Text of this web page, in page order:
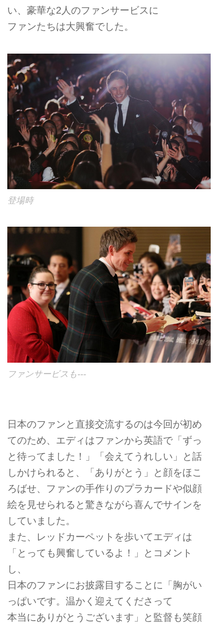
い、豪華な2人のファンサービスに
ファンたちは大興奮でした。
登場時
ファンサービスも---
日本のファンと直接交流するのは今回が初め
てのため、エディはファンから英語で「ずっ
と待ってました！」「会えてうれしい」と話
しかけられると、「ありがとう」と顔をほこ
ろばせ、ファンの手作りのプラカードや似顔
絵を見せられると驚きながら喜んでサインを
していました。
また、レッドカーペットを歩いてエディは
「とっても興奮しているよ！」とコメント
し、
日本のファンにお披露目することに「胸がい
っぱいです。温かく迎えてくださって
本当にありがとうございます」と監督も笑顔